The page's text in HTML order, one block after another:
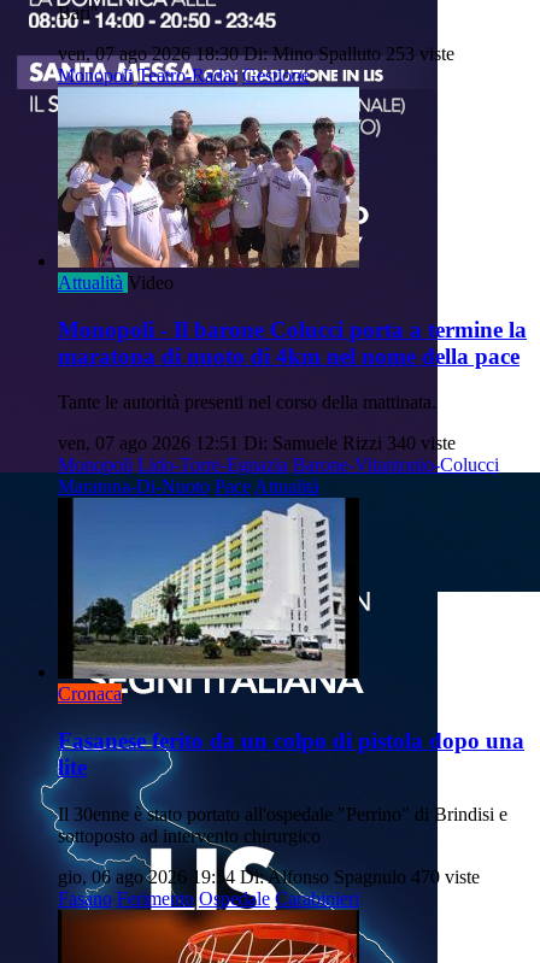
Bari"
ven, 07 ago 2026 18:30 Di: Mino Spalluto 253 viste
Monopoli Teatro-Radar Gestione
Attualità Video
Monopoli - Il barone Colucci porta a termine la
maratona di nuoto di 4km nel nome della pace
Tante le autorità presenti nel corso della mattinata.
ven, 07 ago 2026 12:51 Di: Samuele Rizzi 340 viste
Monopoli Lido-Torre-Egnazia Barone-Vitantonio-Colucci
Maratona-Di-Nuoto PaceAttualità
Cronaca
Fasanese ferito da un colpo di pistola dopo una
lite
Il 30enne è stato portato all'ospedale "Perrino" di Brindisi e
sottoposto ad intervento chirurgico
gio, 06 ago 2026 19:54 Di: Alfonso Spagnulo 470 viste
Fasano Ferimento Ospedale Carabinieri